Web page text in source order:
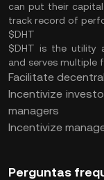
can put their
track record of
$DHT
$DHT is the utility
and serves multiple
Facilitate
Incentivize
managers
Incentivize
Perguntas